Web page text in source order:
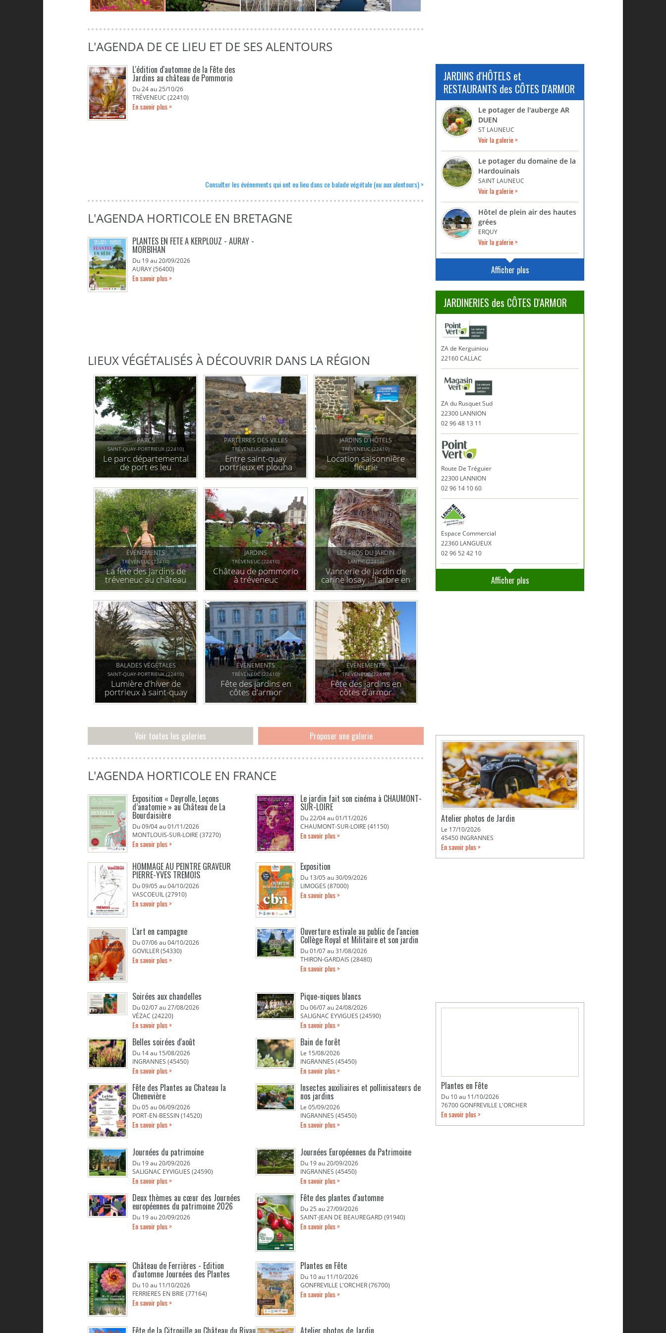
L'AGENDA DE CE LIEU ET DE SES ALENTOURS
L'édition d'automne de la Fête des
Jardins au château de Pommorio
Du 24 au 25/10/26
TRÉVENEUC (22410)
En savoir plus >
Consulter les événements qui ont eu lieu dans ce balade végétale (ou aux alentours) >
L'AGENDA HORTICOLE EN BRETAGNE
PLANTES EN FETE A KERPLOUZ - AURAY -
MORBIHAN
Du 19 au 20/09/2026
AURAY (56400)
En savoir plus >
LIEUX VÉGÉTALISÉS À DÉCOUVRIR DANS LA RÉGION
PARCS
SAINT-QUAY-PORTRIEUX (22410)
Le parc départemental
de port es leu
PARTERRES DES VILLES
TRÉVENEUC (22410)
Entre saint-quay
portrieux et plouha
JARDINS D'HÔTELS
TRÉVENEUC (22410)
Location saisonnière
fleurie
ÉVÉNEMENTS
TRÉVENEUC (22410)
La fête des jardins de
tréveneuc au château
de pommorio les 29 et
JARDINS
TRÉVENEUC (22410)
Château de pommorio
à tréveneuc
LES PROS DU JARDIN
LANTIC (22410)
Vannerie de jardin de
carine losay : "l'arbre en
mouvement"
BALADES VÉGÉTALES
SAINT-QUAY-PORTRIEUX (22410)
Lumière d'hiver de
portrieux à saint-quay
sur le g34
ÉVÉNEMENTS
TRÉVENEUC (22410)
Fête des jardins en
côtes d'armor
ÉVÉNEMENTS
TRÉVENEUC (22410)
Fête des jardins en
côtes d'armor
Voir toutes les galeries Proposer une galerie
L'AGENDA HORTICOLE EN FRANCE
Exposition « Deyrolle, Leçons
d’anatomie » au Château de La
Bourdaisière
Du 09/04 au 01/11/2026
MONTLOUIS-SUR-LOIRE (37270)
En savoir plus >
Le jardin fait son cinéma à CHAUMONT-
SUR-LOIRE
Du 22/04 au 01/11/2026
CHAUMONT-SUR-LOIRE (41150)
En savoir plus >
HOMMAGE AU PEINTRE GRAVEUR
PIERRE-YVES TREMOIS
Du 09/05 au 04/10/2026
VASCOEUIL (27910)
En savoir plus >
Exposition
Du 13/05 au 30/09/2026
LIMOGES (87000)
En savoir plus >
L'art en campagne
Du 07/06 au 04/10/2026
GOVILLER (54330)
En savoir plus >
Ouverture estivale au public de l'ancien
Collège Royal et Militaire et son jardin
Du 01/07 au 31/08/2026
THIRON-GARDAIS (28480)
En savoir plus >
Soirées aux chandelles
Du 02/07 au 27/08/2026
VÉZAC (24220)
En savoir plus >
Pique-niques blancs
Du 06/07 au 24/08/2026
SALIGNAC EYVIGUES (24590)
En savoir plus >
Belles soirées d'août
Du 14 au 15/08/2026
INGRANNES (45450)
En savoir plus >
Bain de forêt
Le 15/08/2026
INGRANNES (45450)
En savoir plus >
Fête des Plantes au Chateau la
Chenevière
Du 05 au 06/09/2026
PORT-EN-BESSIN (14520)
En savoir plus >
Insectes auxiliaires et pollinisateurs de
nos jardins
Le 05/09/2026
INGRANNES (45450)
En savoir plus >
Journées du patrimoine
Du 19 au 20/09/2026
SALIGNAC EYVIGUES (24590)
En savoir plus >
Journées Européennes du Patrimoine
Du 19 au 20/09/2026
INGRANNES (45450)
En savoir plus >
Deux thèmes au cœur des Journées
européennes du patrimoine 2026
Du 19 au 20/09/2026
En savoir plus >
Fête des plantes d'automne
Du 25 au 27/09/2026
SAINT-JEAN DE BEAUREGARD (91940)
En savoir plus >
Château de Ferrières - Edition
d'automne Journées des Plantes
Du 10 au 11/10/2026
FERRIERES EN BRIE (77164)
En savoir plus >
Plantes en Fête
Du 10 au 11/10/2026
GONFREVILLE L'ORCHER (76700)
En savoir plus >
Fête de la Citrouille au Château du Rivau Atelier photos de Jardin
JARDINS d'HÔTELS et
RESTAURANTS des CÔTES D'ARMOR
Le potager de l'auberge AR
DUEN
ST LAUNEUC
Voir la galerie >
Le potager du domaine de la
Hardouinais
SAINT LAUNEUC
Voir la galerie >
Hôtel de plein air des hautes
grées
ERQUY
Voir la galerie >
Afficher plus
JARDINERIES des CÔTES D'ARMOR
ZA de Kerguiniou
22160 CALLAC
ZA du Rusquet Sud
22300 LANNION
02 96 48 13 11
Route De Tréguier
22300 LANNION
02 96 14 10 60
Espace Commercial
22360 LANGUEUX
02 96 52 42 10
Afficher plus
Atelier photos de Jardin
Le 17/10/2026
45450 INGRANNES
En savoir plus >
Plantes en Fête
Du 10 au 11/10/2026
76700 GONFREVILLE L'ORCHER
En savoir plus >